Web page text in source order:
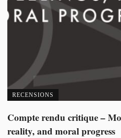
RECENSIONS
Compte rendu critique –
reality, and moral progress